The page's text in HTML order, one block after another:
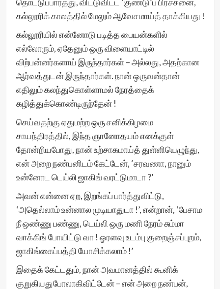
கல்லூரிக் காலத்தில் மேலும் ஆவேசமாய்த் தாக்கியது !
கல்லூரியில் என்னோடு படித்த பையன்களில்
எல்லோரும், ஏதேனும் ஒரு விளையாட்டில்
விற்பன்னர்களாய் இருந்தார்கள் – அல்லது, அதற்கான
ஆர்வத்துடன் இருந்தார்கள். நான் ஒருவன்தான்
எதிலும் கலந்துகொள்ளாமல் நேரத்தைக்
கழித்துக்கொண்டிருந்தேன் !
செய்வதற்கு ஏதுமற்ற ஒரு சனிக்கிழமை
சாயந்திரத்தில், இந்த ஞானோதயம் எனக்குள்
தோன்றியபோது, நான் உற்சாகமாய்த் துள்ளியெழுந்து,
என் அறை நண்பனிடம் கேட்டேன், ‘சரவணா, நானும்
உன்னோட டெய்லி ஜாகிங் வரட்டுமாடா ?’
அவன் என்னை ஏற, இறங்கப் பார்த்துவிட்டு,
‘அதெல்லாம் உன்னால முடியாதுடா !’, என்றான், ‘பேசாம
நீ ஒண்ணு பண்ணு, டெய்லி ஒரு மணி நேரம் சும்மா
வாக்கிங் போயிட்டு வா ! ஓரளவு உடம்பு குறைஞ்சப்புறம்,
ஜாகிங்கைப்பத்தி யோசிக்கலாம் !’
இதைக் கேட்டதும், நான் அவமானத்தில் கூனிக்
குறுகியதுபோலாகிவிட்டேன் – என் அறை நண்பன்,